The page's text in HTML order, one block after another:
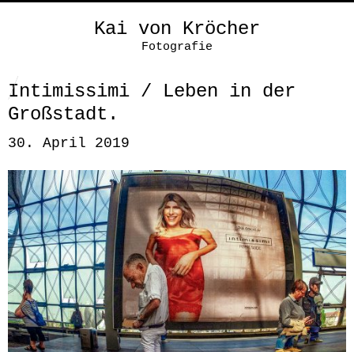
Kai von Kröcher
Fotografie
Intimissimi / Leben in der
Großstadt.
30. April 2019